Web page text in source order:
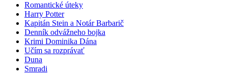
Romantické úteky
Harry Potter
Kapitán Stein a Notár Barbarič
Denník odvážneho bojka
Krimi Dominika Dána
Učím sa rozprávať
Duna
Smradi